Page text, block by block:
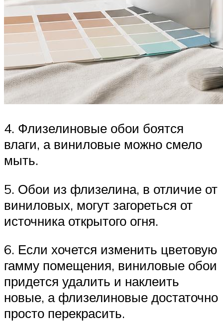
4. Флизелиновые обои боятся
влаги, а виниловые можно смело
мыть.
5. Обои из флизелина, в отличие от
виниловых, могут загореться от
источника открытого огня.
6. Если хочется изменить цветовую
гамму помещения, виниловые обои
придется удалить и наклеить
новые, а флизелиновые достаточно
просто перекрасить.